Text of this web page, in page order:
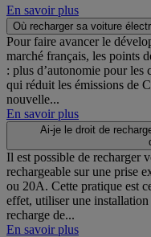
En savoir plus
Où recharger sa voiture
Pour faire avancer le
marché français, les points
: plus d’autonomie pour les
qui réduit les émissions de
nouvelle...
En savoir plus
Ai-je le droit de
Il est possible de recharger
rechargeable sur une prise
ou 20A. Cette pratique est
effet, utiliser une installation
recharge de...
En savoir plus